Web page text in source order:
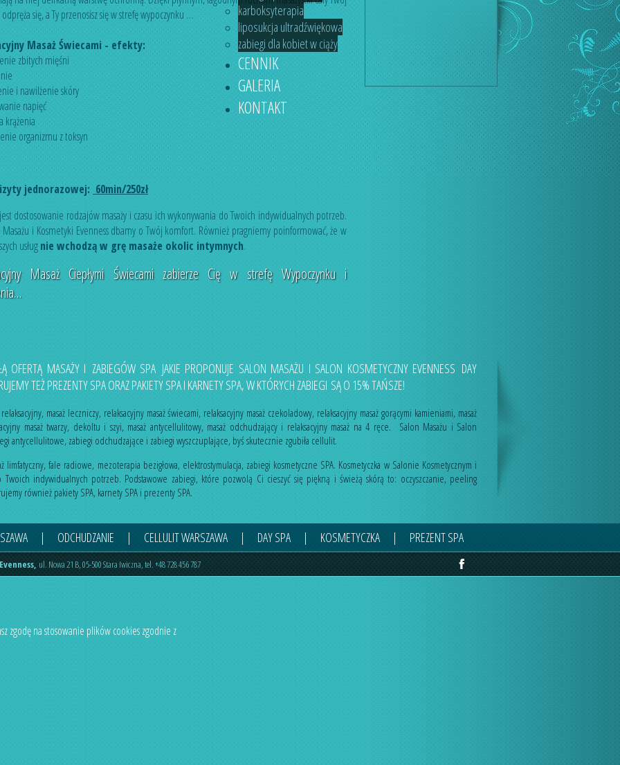
karboksyterapia
liposukcja ultradźwiękowa
zabiegi dla kobiet w ciąży
CENNIK
GALERIA
KONTAKT
się, a Ty przenosisz się w strefę wypoczynku …
Masaż Świecami - efekty:
zbitych mięśni
i nawilżenie skóry
napięć
krążenia
organizmu z toksyn
jednorazowej: 60min/250zł
dostosowanie rodzajów masaży i czasu ich wykonywania do Twoich indywidualnych potrzeb.
i Kosmetyki Evenness dbamy o Twój komfort. Również pragniemy poinformować, że w
usługnie wchodzą w grę masaże okolic intymnych.
Masaż Ciepłymi Świecami zabierze Cię w strefę Wypoczynku i
OFERTĄ MASAŻY I ZABIEGÓW SPA JAKIE PROPONUJE SALON MASAŻU I SALON KOSMETYCZNY EVENNESS DAY
TEŻ PREZENTY SPA ORAZ PAKIETY SPA I KARNETY SPA, W KTÓRYCH ZABIEGI SĄ O 15% TAŃSZE!
relaksacyjny, masaż leczniczy, relaksacyjny masaż świecami, relaksacyjny masaż czekoladowy, relaksacyjny masaż gorącymi kamieniami, masaż
masaż twarzy, dekoltu i szyi, masaż antycellulitowy, masaż odchudzającyi relaksacyjny masaż na 4 ręce. Salon Masażu i Salon
antycellulitowe, zabiegi odchudzające i zabiegi wyszczuplające, byś skutecznie zgubiła cellulit.
limfatyczny,fale radiowe, mezoterapia bezigłowa, elektrostymulacja, zabiegi kosmetyczne SPA. Kosmetyczka w Salonie Kosmetycznym i
indywidualnych potrzeb. Podstawowe zabiegi, które pozwolą Ci cieszyć się piękną i świeżą skórą to: oczyszczanie, peeling
również pakiety SPA, karnety SPA i prezenty SPA.
| ODCHUDZANIE | CELLULIT WARSZAWA | DAY SPA | KOSMETYCZKA | PREZENT SPA
, ul. Nowa 21 B,05-500Stara Iwiczna,tel.+48 728 456 787
zgodę na stosowanie plików cookies zgodnie z